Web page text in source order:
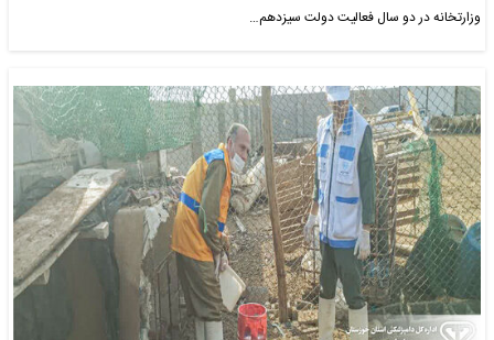
وزارتخانه در دو سال فعالیت دولت سیزدهم…